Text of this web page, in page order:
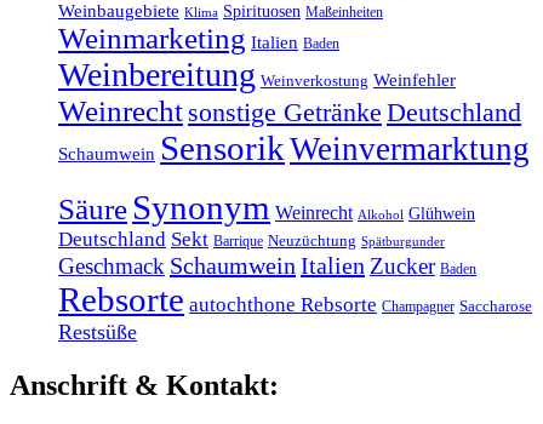
Weinbaugebiete Klima Spirituosen Maßeinheiten
Weinmarketing Italien Baden
Weinbereitung Weinverkostung Weinfehler
Weinrecht sonstige Getränke Deutschland
Schaumwein SensorikWeinvermarktung
Säure Synonym Weinrecht Alkohol Glühwein
Deutschland Sekt Barrique Neuzüchtung Spätburgunder
Geschmack Schaumwein Italien Zucker Baden
Rebsorte autochthone Rebsorte Champagner Saccharose
Restsüße
Anschrift & Kontakt: